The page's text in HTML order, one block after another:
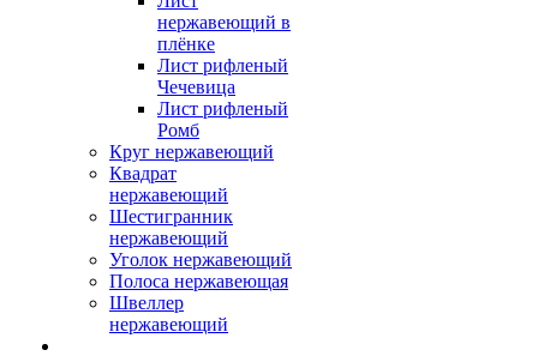
нержавеющий в
плёнке
Лист рифленый
Чечевица
Лист рифленый
Ромб
Круг нержавеющий
Квадрат
нержавеющий
Шестигранник
нержавеющий
Уголок нержавеющий
Полоса нержавеющая
Швеллер
нержавеющий